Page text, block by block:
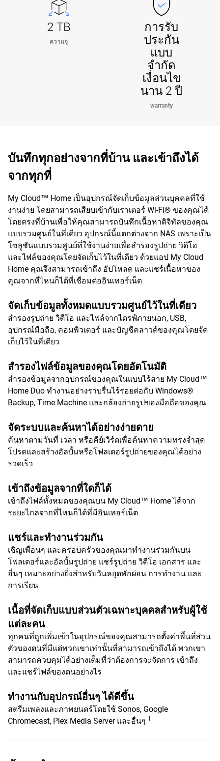
2 TB
ความจุ
การรับ
ประกัน
แบบ
จำกัด
เงื่อนไข
นาน 2 ปี
warranty
บันทึกทุกอย่างจากที่บ้าน และเข้าถึงได้
จากทุกที่
My Cloud™ Home เป็นอุปกรณ์จัดเก็บข้อมูลส่วนบุคคลที่ใช้
งานง่าย โดยสามารถเสียบเข้ากับเราเตอร์ Wi-Fi® ของคุณได้
โดยตรงที่บ้านเพื่อให้คุณสามารถบันทึกเนื้อหาดิจิทัลของคุณ
แบบรวมศูนย์ในที่เดียว อุปกรณ์นี้แตกต่างจาก NAS เพราะเป็น
โซลูชันแบบรวมศูนย์ที่ใช้งานง่ายเพื่อสำรองรูปถ่าย วิดีโอ
และไฟล์ของคุณโดยจัดเก็บไว้ในที่เดียว ด้วยแอป My Cloud
Home คุณจึงสามารถเข้าถึง อัปโหลด และแชร์เนื้อหาของ
คุณจากที่ไหนก็ได้ที่เชื่อมต่ออินเทอร์เน็ต
จัดเก็บข้อมูลทั้งหมดแบบรวมศูนย์ไว้ในที่เดียว
สำรองรูปถ่าย วิดีโอ และไฟล์จากไดรฟ์ภายนอก, USB,
อุปกรณ์มือถือ, คอมพิวเตอร์ และบัญชีคลาวด์ของคุณโดยจัด
เก็บไว้ในที่เดียว
สำรองไฟล์ข้อมูลของคุณโดยอัตโนมัติ
สำรองข้อมูลจากอุปกรณ์ของคุณในแบบไร้สาย My Cloud™
Home Duo ทำงานอย่างราบรื่นไร้รอยต่อกับ Windows®
Backup, Time Machine และกล้องถ่ายรูปของมือถือของคุณ
จัดระบบและค้นหาได้อย่างง่ายดาย
ค้นหาตามวันที่ เวลา หรือคีย์เวิร์ดเพื่อค้นหาความทรงจำสุด
โปรดและสร้างอัลบั้มหรือโฟลเดอร์รูปถ่ายของคุณได้อย่าง
รวดเร็ว
เข้าถึงข้อมูลจากที่ใดก็ได้
เข้าถึงไฟล์ทั้งหมดของคุณบน My Cloud™ Home ได้จาก
ระยะไกลจากที่ไหนก็ได้ที่มีอินเทอร์เน็ต
แชร์และทำงานร่วมกัน
เชิญเพื่อนๆ และครอบครัวของคุณมาทำงานร่วมกันบน
โฟลเดอร์และอัลบั้มรูปถ่าย แชร์รูปถ่าย วิดีโอ เอกสาร และ
อื่นๆ เหมาะอย่างยิ่งสำหรับวันหยุดพักผ่อน การทำงาน และ
การเรียน
เนื้อที่จัดเก็บแบบส่วนตัวเฉพาะบุคคลสำหรับผู้ใช้
แต่ละคน
ทุกคนที่ถูกเพิ่มเข้าในอุปกรณ์ของคุณสามารถตั้งค่าพื้นที่ส่วน
ตัวของตนที่มีแต่พวกเขาเท่านั้นที่สามารถเข้าถึงได้ พวกเขา
สามารถควบคุมได้อย่างเต็มที่ว่าต้องการจะจัดการ เข้าถึง
และแชร์ไฟล์ของตนอย่างไร
ทำงานกับอุปกรณ์อื่นๆ ได้ดีขึ้น
สตรีมเพลงและภาพยนตร์โดยใช้ Sonos, Google
Chromecast, Plex Media Server และอื่นๆ 1